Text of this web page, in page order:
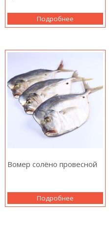
Подробнее
Вомер солёно провесной
Подробнее